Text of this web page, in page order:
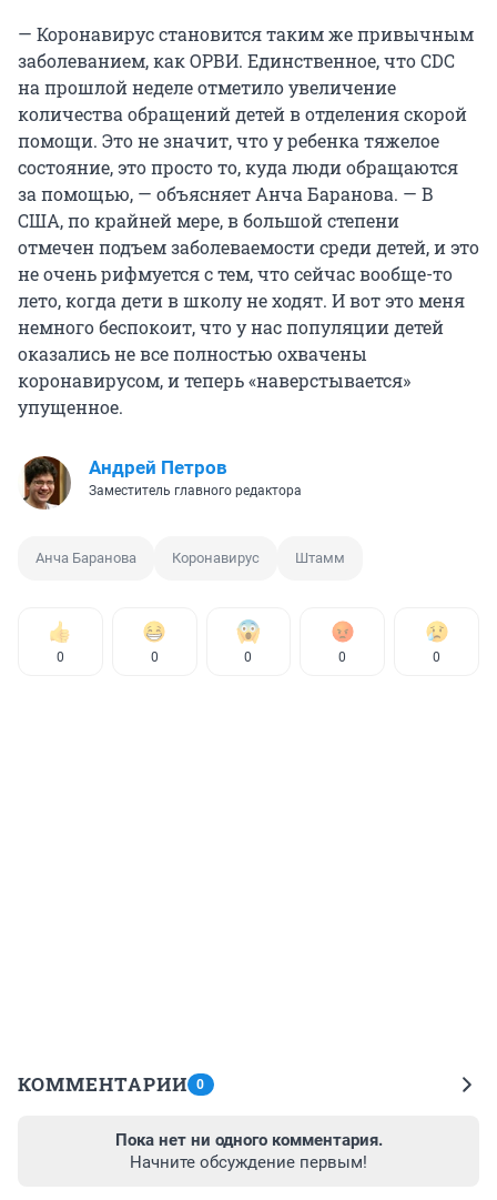
— Коронавирус становится таким же привычным
заболеванием, как ОРВИ. Единственное, что CDC
на прошлой неделе отметило увеличение
количества обращений детей в отделения скорой
помощи. Это не значит, что у ребенка тяжелое
состояние, это просто то, куда люди обращаются
за помощью, — объясняет Анча Баранова. — В
США, по крайней мере, в большой степени
отмечен подъем заболеваемости среди детей, и это
не очень рифмуется с тем, что сейчас вообще-то
лето, когда дети в школу не ходят. И вот это меня
немного беспокоит, что у нас популяции детей
оказались не все полностью охвачены
коронавирусом, и теперь «наверстывается»
упущенное.
Андрей Петров
Заместитель главного редактора
Анча Баранова Коронавирус Штамм
0 0 0 0 0
КОММЕНТАРИИ 0
Пока нет ни одного комментария.
Начните обсуждение первым!